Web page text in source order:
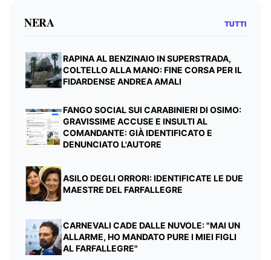
NERA TUTTI
RAPINA AL BENZINAIO IN SUPERSTRADA,
COLTELLO ALLA MANO: FINE CORSA PER IL
FIDARDENSE ANDREA AMALI
FANGO SOCIAL SUI CARABINIERI DI OSIMO:
GRAVISSIME ACCUSE E INSULTI AL
COMANDANTE: GIÀ IDENTIFICATO E
DENUNCIATO L'AUTORE
ASILO DEGLI ORRORI: IDENTIFICATE LE DUE
MAESTRE DEL FARFALLEGRE
CARNEVALI CADE DALLE NUVOLE: "MAI UN
ALLARME, HO MANDATO PURE I MIEI FIGLI
AL FARFALLEGRE"